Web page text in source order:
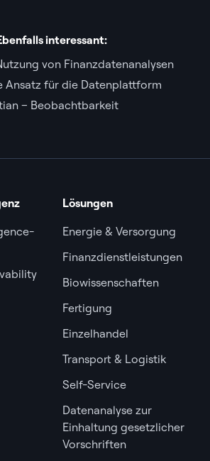
interessant:
von Finanzdatenanalysen
Ansatz für die Datenplattform
– Beobachtbarkeit
Lösungen
Energie & Versorgung
Finanzdienstleistungen
Biowissenschaften
Fertigung
Einzelhandel
Transport & Logistik
Self-Service
Datenanalyse zur
Einhaltung gesetzlicher
Vorschriften